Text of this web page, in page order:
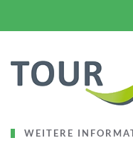
WEITERE